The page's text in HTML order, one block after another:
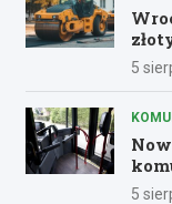
5
5